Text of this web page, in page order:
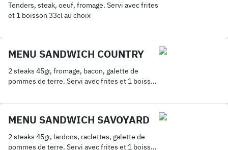
Tenders, steak, oeuf, fromage. Servi avec frites
et 1 boisson 33cl au choix
MENU SANDWICH COUNTRY
2 steaks 45gr, fromage, bacon, galette de
pommes de terre. Servi avec frites et 1 boisson
MENU SANDWICH SAVOYARD
2 steaks 45gr, lardons, raclettes, galette de
pommes de terre. Servi avec frites et 1 boisson